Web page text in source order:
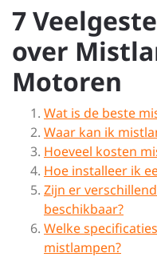
7
over
Motoren
Wat is de beste
Waar kan ik
Hoeveel kosten
Hoe installeer ik
Zijn er
beschikbaar?
Welke
mistlampen?